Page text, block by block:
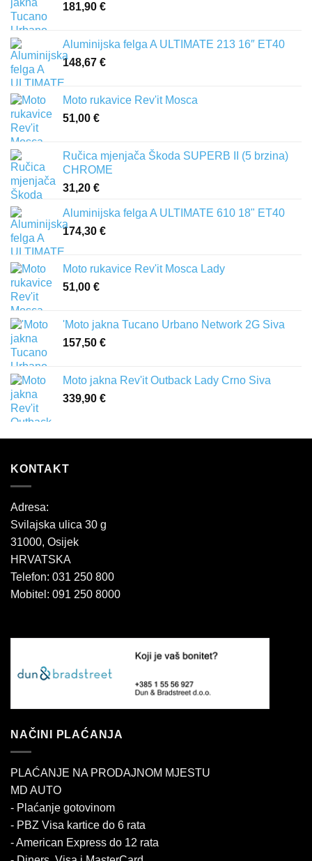
181,90 €
Aluminijska felga A ULTIMATE 213 16″ ET40
148,67 €
Moto rukavice Rev'it Mosca
51,00 €
Ručica mjenjača Škoda SUPERB II (5 brzina)
CHROME
31,20 €
Aluminijska felga A ULTIMATE 610 18" ET40
174,30 €
Moto rukavice Rev'it Mosca Lady
51,00 €
'Moto jakna Tucano Urbano Network 2G Siva
157,50 €
Moto jakna Rev'it Outback Lady Crno Siva
339,90 €
KONTAKT
Adresa:
Svilajska ulica 30 g
31000, Osijek
HRVATSKA
Telefon: 031 250 800
Mobitel: 091 250 8000
NAČINI PLAĆANJA
PLAĆANJE NA PRODAJNOM MJESTU
MD AUTO
- Plaćanje gotovinom
- PBZ Visa kartice do 6 rata
- American Express do 12 rata